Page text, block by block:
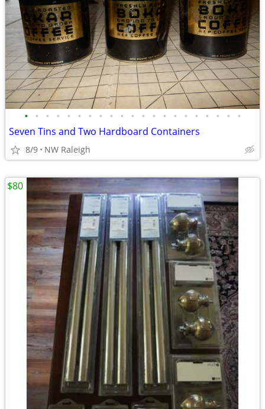
• • • • • • • • • • • • • • • • • • • • •
Seven Tins and Two Hardboard Containers
8/9 NW Raleigh
$80